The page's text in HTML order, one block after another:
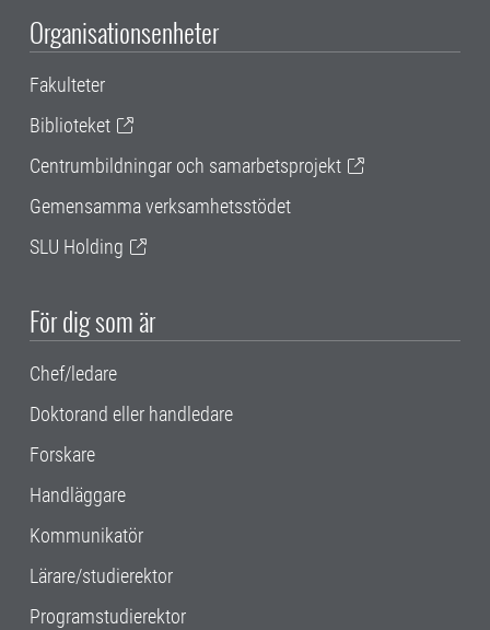
Organisationsenheter
Fakulteter
Biblioteket
Centrumbildningar och samarbetsprojekt
Gemensamma verksamhetsstödet
SLU Holding
För dig som är
Chef/ledare
Doktorand eller handledare
Forskare
Handläggare
Kommunikatör
Lärare/studierektor
Programstudierektor